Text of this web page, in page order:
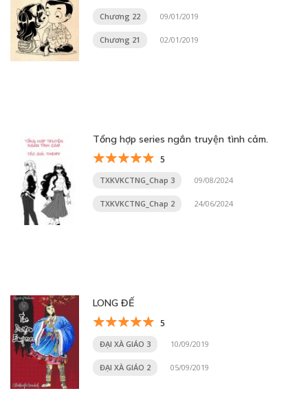
Chương 22 09/01/2019
Chương 21 02/01/2019
Tổng hợp series ngắn truyện tình cảm.
5
TXKVKCTNG_Chap 3 09/08/2024
TXKVKCTNG_Chap 2 24/06/2024
LONG ĐẾ
5
ĐẠI XÀ GIÁO 3 10/09/2019
ĐẠI XÀ GIÁO 2 05/09/2019